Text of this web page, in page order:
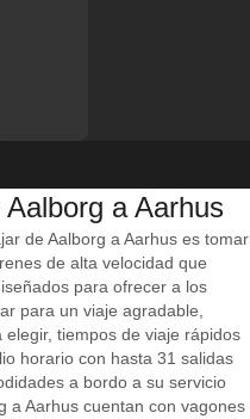
a Aarhus
de Aalborg a Aarhus es tomar
de alta velocidad que
para ofrecer a los
para un viaje agradable,
tiempos de viaje rápidos
horario con hasta 31 salidas
a bordo a su servicio
a Aarhus cuentan con vagones